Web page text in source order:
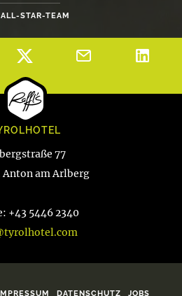
STAR-TEAM
77
Anton am Arlberg
+43 5446 2340
IMPRESSUM DATENSCHUTZ JOBS